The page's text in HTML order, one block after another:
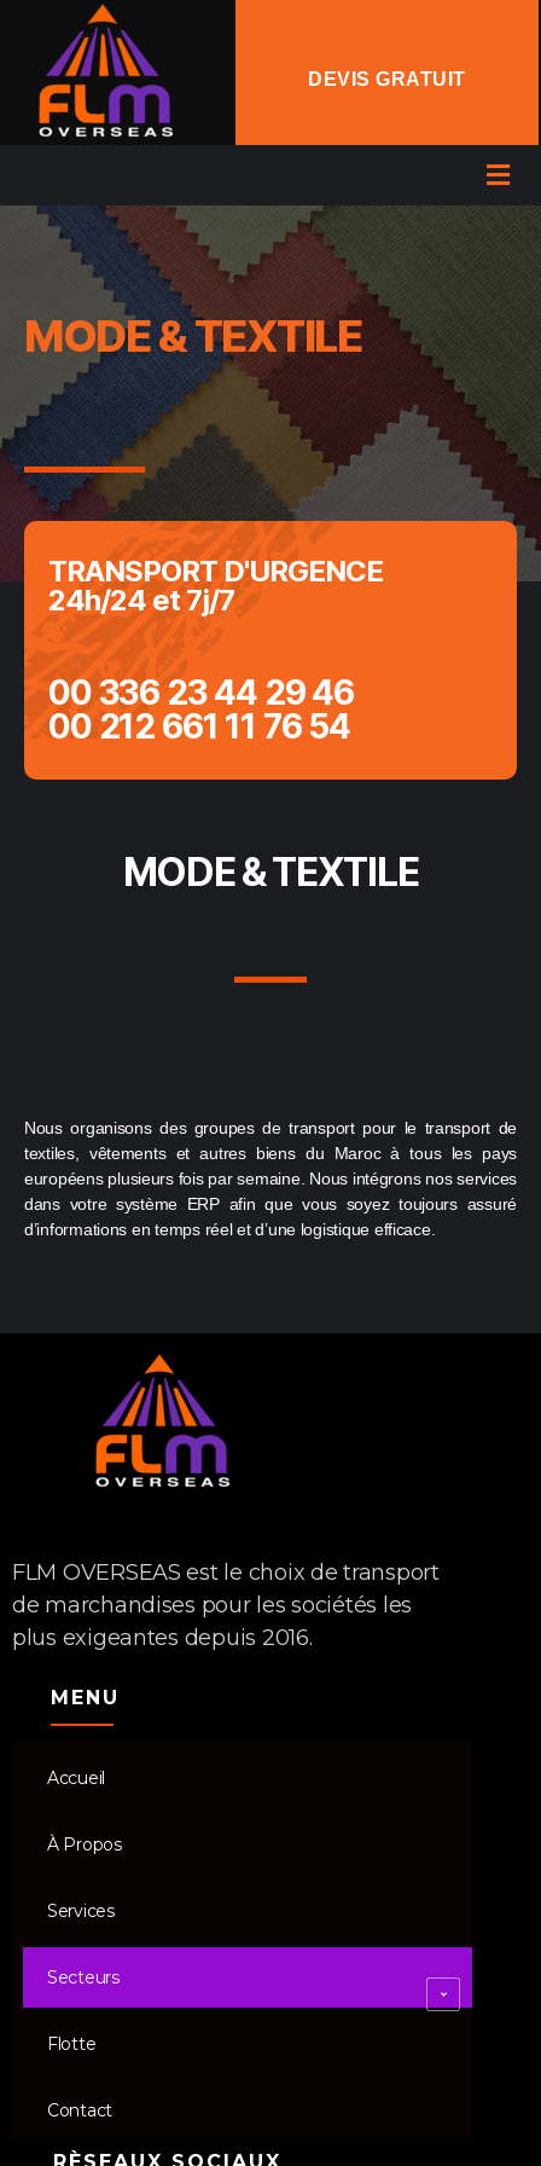
DEVIS GRATUIT
MODE & TEXTILE
TRANSPORT D'URGENCE
24h/24 et 7j/7
00 336 23 44 29 46
00 212 661 11 76 54
MODE & TEXTILE
Nous organisons des groupes de transport pour le transport de
textiles, vêtements et autres biens du Maroc à tous les pays
européens plusieurs fois par semaine. Nous intégrons nos services
dans votre système ERP afin que vous soyez toujours assuré
d’informations en temps réel et d’une logistique efficace.
FLM OVERSEAS est le choix de transport
de marchandises pour les sociétés les
plus exigeantes depuis 2016.
MENU
Accueil
À Propos
Services
Secteurs
Flotte
Contact